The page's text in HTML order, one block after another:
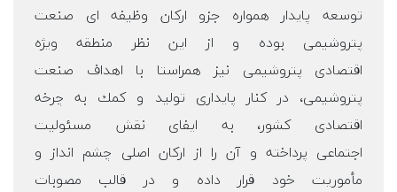
توسعه پايدار همواره جزو اركان وظيفه­ ای صنعت
پتروشيمی بوده و از اين نظر منطقه ويژه
اقتصادی پتروشيمی نيز هم­راستا با اهداف صنعت
پتروشيمی، در كنار پايداری توليد و كمك به چرخه
اقتصادی كشور، به ايفای نقش مسئوليت
اجتماعی پرداخته و آن را از اركان اصلی چشم انداز و
مأموريت خود قرار داده و در قالب مصوبات